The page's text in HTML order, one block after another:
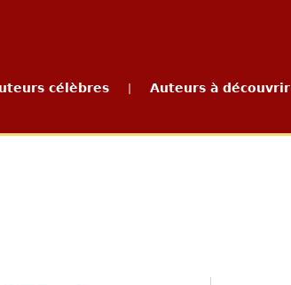
célèbres Auteurs à découvrir